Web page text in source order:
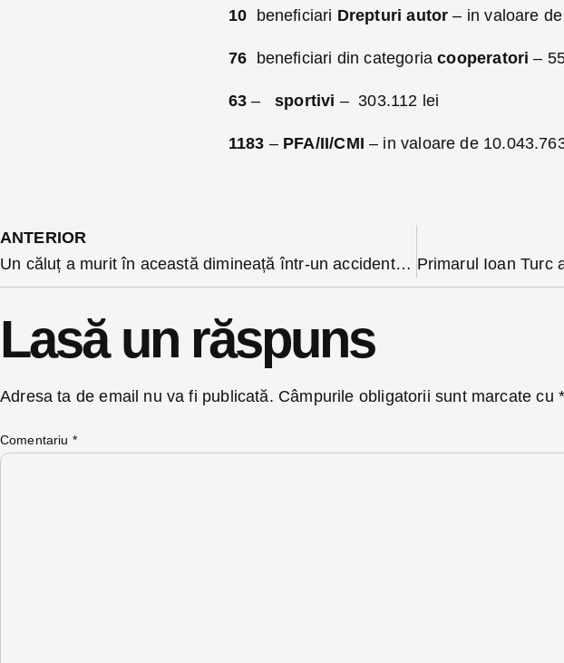
10 beneficiari Drepturi autor – in valoare
76 beneficiari din categoriacooperatori –
63 –sportivi – 303.112 lei
1183 – PFA/II/CMI – in valoare de
ANTERIOR
Un căluț a murit în această dimineață într-un accident pe o șosea din Bistrița. Trei oameni au suferit răni în urma accidentului
Lasă un răspuns
Adresa ta de email nu va fi publicată. Câmpurile obligatorii sunt marcate cu *
Comentariu *